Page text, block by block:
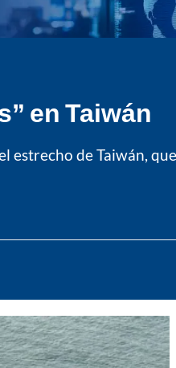
en Taiwán
estrecho de Taiwán,